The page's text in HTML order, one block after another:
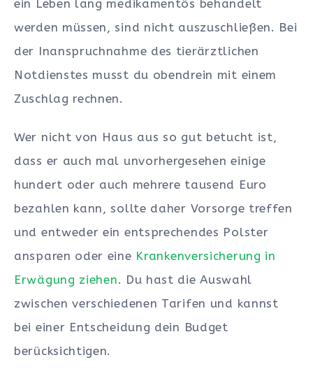
ein Leben lang medikamentös behandelt
werden müssen, sind nicht auszuschließen. Bei
der Inanspruchnahme des tierärztlichen
Notdienstes musst du obendrein mit einem
Zuschlag rechnen.
Wer nicht von Haus aus so gut betucht ist,
dass er auch mal unvorhergesehen einige
hundert oder auch mehrere tausend Euro
bezahlen kann, sollte daher Vorsorge treffen
und entweder ein entsprechendes Polster
ansparen oder eine Krankenversicherung in
Erwägung ziehen. Du hast die Auswahl
zwischen verschiedenen Tarifen und kannst
bei einer Entscheidung dein Budget
berücksichtigen.